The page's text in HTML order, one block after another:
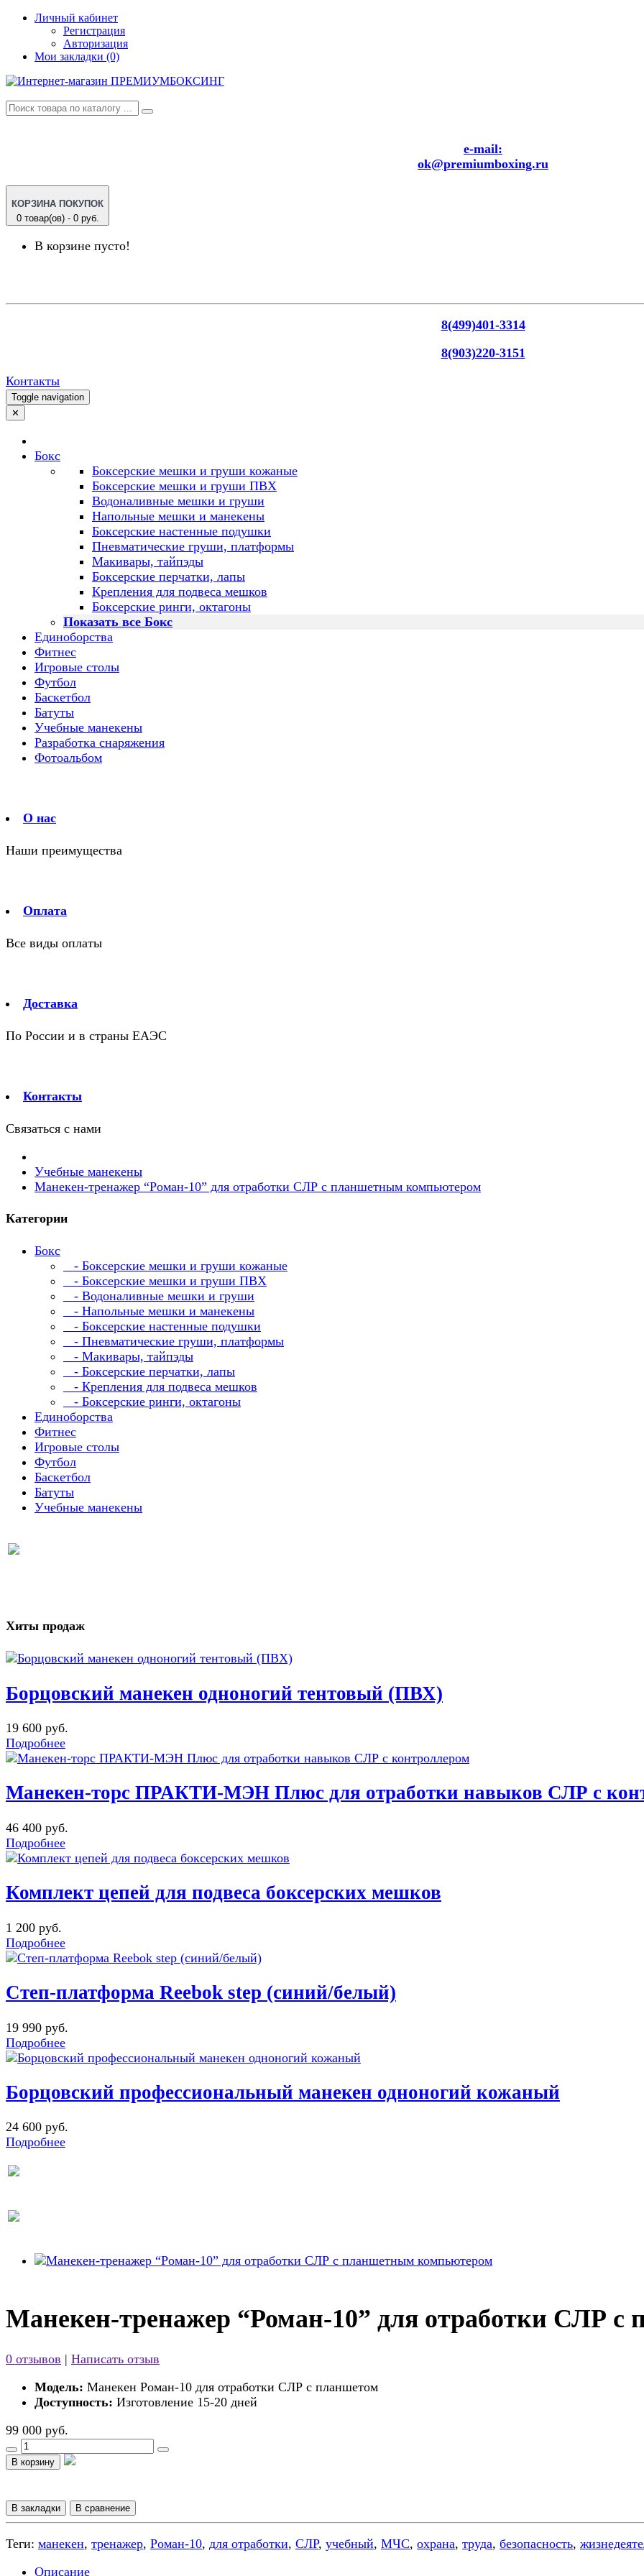
Личный кабинет
Регистрация
Авторизация
Мои закладки (0)
e-mail:
ok@premiumboxing.ru
КОРЗИНА ПОКУПОК
0 товар(ов) - 0 руб.
В корзине пусто!
8(499)401-3314
8(903)220-3151
Контакты
Toggle navigation
✕
Бокс
Боксерские мешки и груши кожаные
Боксерские мешки и груши ПВХ
Водоналивные мешки и груши
Напольные мешки и манекены
Боксерские настенные подушки
Пневматические груши, платформы
Макивары, тайпэды
Боксерские перчатки, лапы
Крепления для подвеса мешков
Боксерские ринги, октагоны
Показать все Бокс
Единоборства
Фитнес
Игровые столы
Футбол
Баскетбол
Батуты
Учебные манекены
Разработка снаряжения
Фотоальбом
О нас
Наши преимущества
Оплата
Все виды оплаты
Доставка
По России и в страны ЕАЭС
Контакты
Связаться с нами
Учебные манекены
Манекен-тренажер “Роман-10” для отработки СЛР с планшетным компьютером
Категории
Бокс
- Боксерские мешки и груши кожаные
- Боксерские мешки и груши ПВХ
- Водоналивные мешки и груши
- Напольные мешки и манекены
- Боксерские настенные подушки
- Пневматические груши, платформы
- Макивары, тайпэды
- Боксерские перчатки, лапы
- Крепления для подвеса мешков
- Боксерские ринги, октагоны
Единоборства
Фитнес
Игровые столы
Футбол
Баскетбол
Батуты
Учебные манекены
Хиты продаж
Борцовский манекен одноногий тентовый (ПВХ)
19 600 руб.
Подробнее
Манекен-торс ПРАКТИ-МЭН Плюс для отработки навыков СЛР с
46 400 руб.
Подробнее
Комплект цепей для подвеса боксерских мешков
1 200 руб.
Подробнее
Степ-платформа Reebok step (синий/белый)
19 990 руб.
Подробнее
Борцовский профессиональный манекен одноногий кожаный
24 600 руб.
Подробнее
Манекен-тренажер “Роман-10” для отработки СЛР
0 отзывов | Написать отзыв
Модель: Манекен Роман-10 для отработки СЛР с планшетом
Доступность: Изготовление 15-20 дней
99 000 руб.
В корзину
В закладки В сравнение
Теги: манекен, тренажер, Роман-10, для отработки, СЛР, учебный, МЧС, охрана, труда, безопасность,
Описание